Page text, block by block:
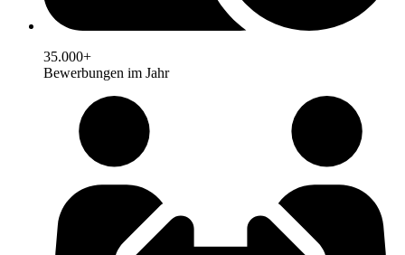
35.000+
Bewerbungen im Jahr